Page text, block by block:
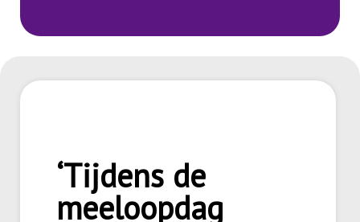
‘Tijdens de
meeloopdag